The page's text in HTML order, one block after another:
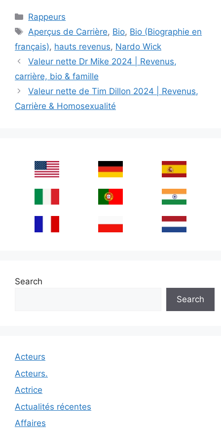
Categories
Rappeurs
Tags
Aperçus de Carrière, Bio, Bio (Biographie en
français), hauts revenus, Nardo Wick
Valeur nette Dr Mike 2024 | Revenus,
carrière, bio & famille
Valeur nette de Tim Dillon 2024 | Revenus,
Carrière & Homosexualité
Search
Search
Acteurs
Acteurs.
Actrice
Actualités récentes
Affaires